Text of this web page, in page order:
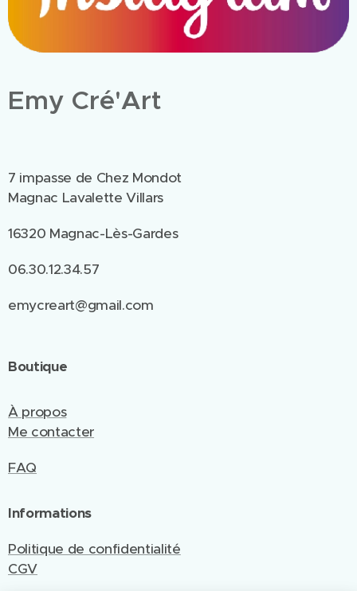
Emy Cré'Art
7 impasse de Chez Mondot
Magnac Lavalette Villars
16320 Magnac-Lès-Gardes
06.30.12.34.57
emycreart@gmail.com
Boutique
À propos
Me contacter
FAQ
Informations
Politique de confidentialité
CGV